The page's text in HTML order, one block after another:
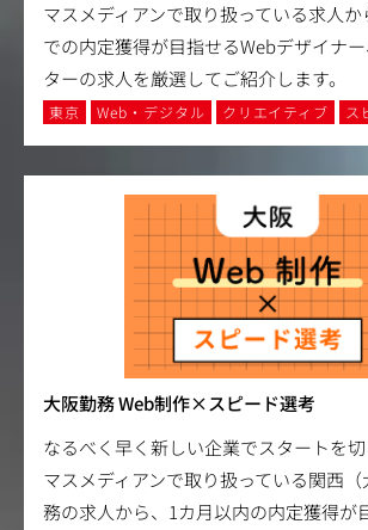
マスメディアンで取り扱っている求人
での内定獲得が目指せるWebデザイナ
ターの求人を厳選してご紹介します。
東京 Web・デジタル クリエイティブ ス
大阪勤務 Web制作×スピード選考
なるべく早く新しい企業でスタートを切
マスメディアンで取り扱っている関西
務の求人から、1カ月以内の内定獲得が